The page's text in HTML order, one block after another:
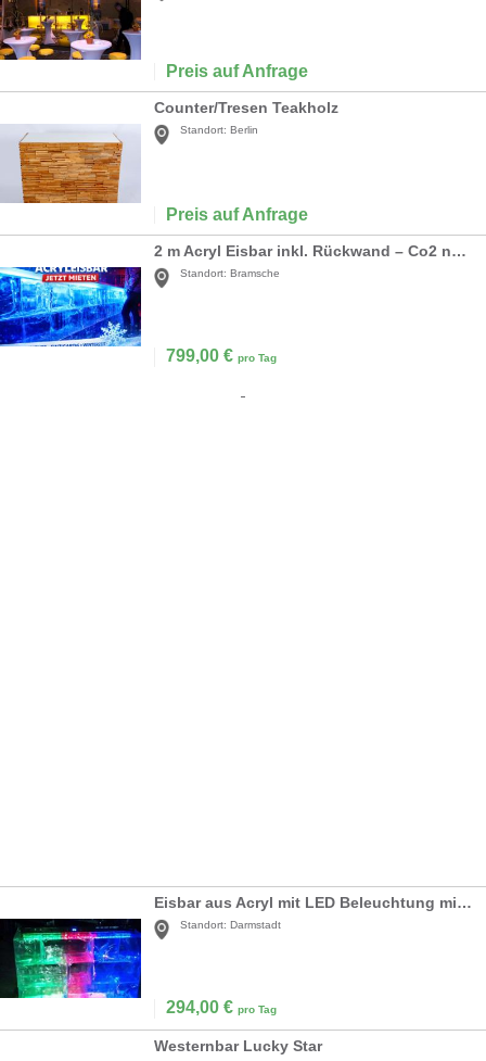
Preis auf Anfrage
Counter/Tresen Teakholz
Standort: Berlin
Preis auf Anfrage
2 m Acryl Eisbar inkl. Rückwand – Co2 neutral – green event
Standort: Bramsche
799,00 € pro Tag
Eisbar aus Acryl mit LED Beleuchtung mieten
Standort: Darmstadt
294,00 € pro Tag
Westernbar Lucky Star